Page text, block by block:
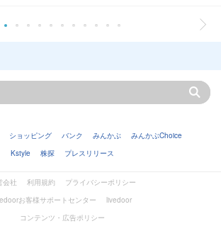
ショッピング バンク みんかぶ
みんかぶChoice
Kstyle
株探 プレスリリース
会社 利用規約
プライバシーポリシー
お客様サポートセンター
livedoor
コンテンツ・広告ポリシー